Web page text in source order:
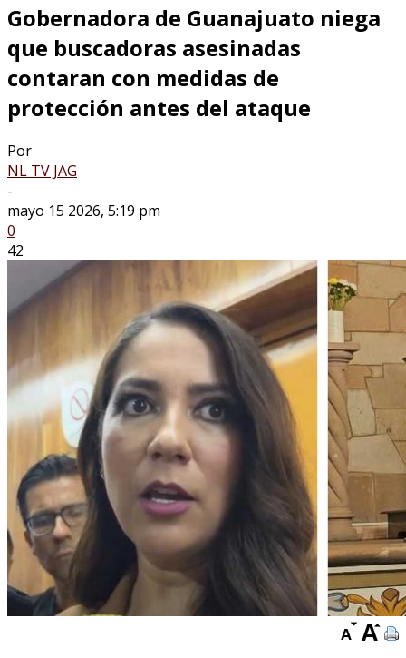
Gobernadora de Guanajuato niega
que buscadoras asesinadas
contaran con medidas de
protección antes del ataque
Por
NL TV JAG
-
mayo 15 2026, 5:19 pm
0
42